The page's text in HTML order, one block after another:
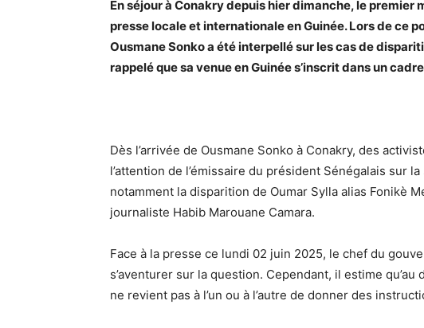
En séjour à Conakry depuis hier dimanche, le premier
presse locale et internationale en Guinée. Lors de ce
Ousmane Sonko a été interpellé sur les cas de
rappelé que sa venue en Guinée s’inscrit dans un
Dès l’arrivée de Ousmane Sonko à Conakry, des
l’attention de l’émissaire du président Sénégalais sur
notamment la disparition de Oumar Sylla alias Fonikè
journaliste Habib Marouane Camara.
Face à la presse ce lundi 02 juin 2025, le chef du
s’aventurer sur la question. Cependant, il estime
ne revient pas à l’un ou à l’autre de donner des